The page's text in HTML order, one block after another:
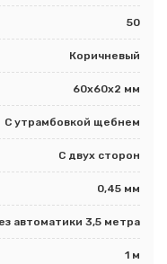
50
Коричневый
60х60х2 мм
С утрамбовкой щебнем
С двух сторон
0,45 мм
автоматики 3,5 метра
1 м